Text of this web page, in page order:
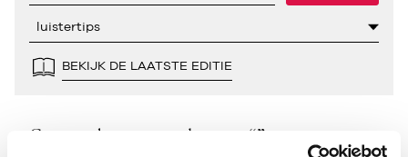
BEKIJK DE LAATSTE EDITIE
Geen resultaten gevonden voor “”.